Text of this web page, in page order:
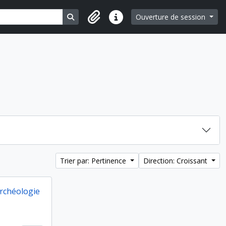
Search in browse page
Liens rapidesOuverture de session
Trier par: Pertinence Direction: Croissant